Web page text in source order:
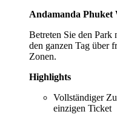
Andamanda Phuket
Betreten Sie den Park
den ganzen Tag über
Zonen.
Highlights
Vollständiger
einzigen Ticket